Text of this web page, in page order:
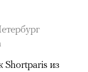
Shortparis из